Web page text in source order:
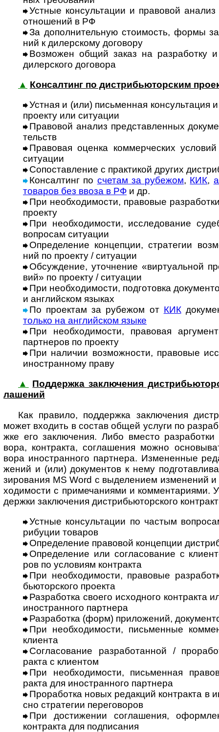
Устные консультации и правовой
отно­ше­ний в РФ
За дополнительную стоимость, формы
ний к дилер­скому дого­вору
Возможен общий заказ на разработку
дилер­ского дого­вора
▲ Консалтинг по дистрибьюторским
Устная и (или) письменная консультация
прое­кту или ситу­ации
Правовой анализ представленных
тельств
Правовая оценка коммерческих
ситу­ации
Сопоставление с практикой других
Консалтинг по счетам за рубежом, КИК,
това­ров без ввоза в РФ и др.
При необходимости, правовые
про­екту
При необходимости, исследование
воп­ро­сам ситу­ации
Определение концепции, стратегии
ний по про­екту / ситу­ации
Обсуждение, уточнение «виртуальной
вий» по прое­кту / ситу­ации
При необходимости, подготовка
и анг­лий­ском языках
По проектам за рубежом от КИК
только на анг­лий­ском языке
При необходимости, правовая
парт­не­ров по про­екту
При наличии возможности, правовые
ино­ст­ран­ному праву
▲
Поддержка заключения
ла­ше­ний
Как правило, поддержка заключения
мо­жет вхо­дить в сос­тав общей услуги по
жке его заклю­чения. Либо вместо
вора, конт­ракта, согла­ше­ния можно
вора ино­ст­ран­ного парт­нера. Изме­нен­ные
же­ний и (или) доку­мен­тов к нему
зиро­ва­ния MS Word с выде­ле­нием изме­не­ний
хо­ди­мости с при­ме­ча­ни­ями и ком­мен­та­ри­ями.
дер­жки заклю­че­ния дис­т­рибь­ю­тор­ско­го
Устные консультации по частым
ри­бу­ции това­ров
Определение правовой концепции
Определение или согласование с
ров по усло­виям конт­ракта
При необходимости, правовые
бью­тор­ского про­екта
Разработка своего исходного контракта
ино­ст­ран­ного парт­нера
Разработка (форм) приложений,
При необходимости, письменные
кли­ента
Согласование разработанной /
ракта с кли­ентом
При необходимости, письменная
ракта для ино­ст­ран­ного партнера
Проработка новых редакций контракта в
сно стра­те­гии пере­го­воров
При достижении соглашения,
конт­ракта для под­пи­сания